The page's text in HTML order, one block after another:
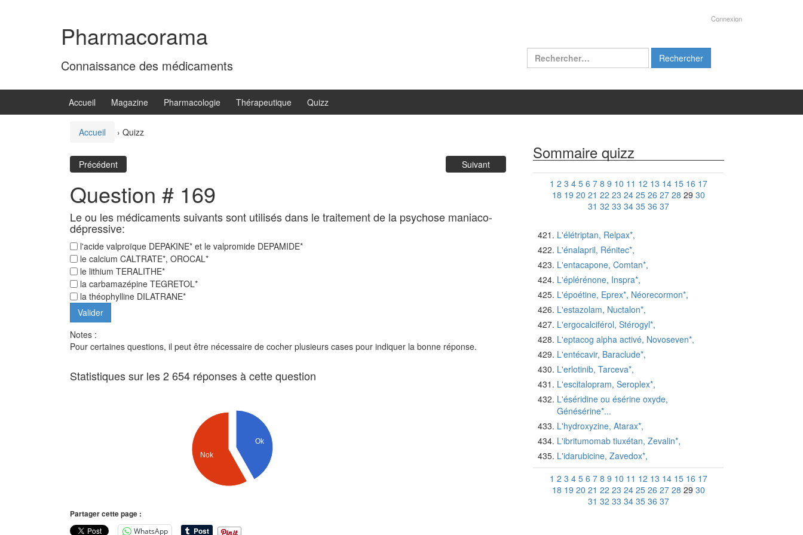
Pharmacorama
Connaissance des médicaments
Connexion
Rechercher :
Accueil Magazine Pharmacologie Thérapeutique Quizz
Accueil › Quizz
Précédent Suivant
Question # 169
Le ou les médicaments suivants sont utilisés dans le traitement de la psychose maniaco-
dépressive:
l'acide valproïque DEPAKINE* et le valpromide DEPAMIDE*
le calcium CALTRATE*, OROCAL*
le lithium TERALITHE*
la carbamazépine TEGRETOL*
la théophylline DILATRANE*
Notes :
Pour certaines questions, il peut être nécessaire de cocher plusieurs cases pour indiquer la bonne réponse.
Statistiques sur les 2 654 réponses à cette question
Ok
Nok
Partager cette page :
WhatsApp
Sommaire quizz
1 2 3 4 5 6 7 8 9 10 11 12 13 14 15 16 17
18 19 20 21 22 23 24 25 26 27 28 29 30
31 32 33 34 35 36 37
L'élétriptan, Relpax*,
L'énalapril, Rénitec*,
L'entacapone, Comtan*,
L'éplérénone, Inspra*,
L'époétine, Eprex*, Néorecormon*,
L'estazolam, Nuctalon*,
L'ergocalciférol, Stérogyl*,
L'eptacog alpha activé, Novoseven*,
L'entécavir, Baraclude*,
L'erlotinib, Tarceva*,
L'escitalopram, Seroplex*,
L'éséridine ou ésérine oxyde,
Génésérine*...
L'hydroxyzine, Atarax*,
L'ibritumomab tiuxétan, Zevalin*,
L'idarubicine, Zavedox*,
1 2 3 4 5 6 7 8 9 10 11 12 13 14 15 16 17
18 19 20 21 22 23 24 25 26 27 28 29 30
31 32 33 34 35 36 37